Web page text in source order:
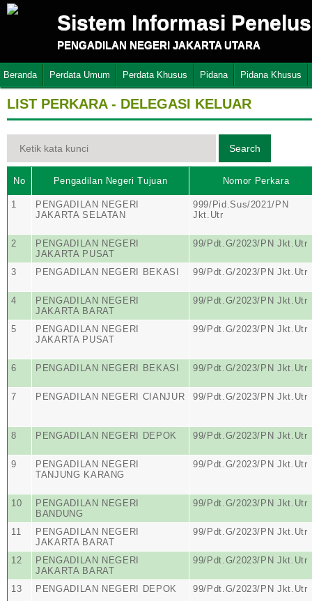
Sistem Informasi
PENGADILAN NEGERI JAKARTA UTARA
Beranda Perdata Umum Perdata Khusus Pidana Pidana Khusus
LIST PERKARA - DELEGASI KELUAR
No Pengadilan Negeri Tujuan Nomor Perkara
1
PENGADILAN NEGERI
JAKARTA SELATAN
999/Pid.Sus/2021/PN
Jkt.Utr
2
PENGADILAN NEGERI
JAKARTA PUSAT
99/Pdt.G/2023/PN Jkt.Utr
3 PENGADILAN NEGERI BEKASI 99/Pdt.G/2023/PN Jkt.Utr
4
PENGADILAN NEGERI
JAKARTA BARAT
99/Pdt.G/2023/PN Jkt.Utr
5
PENGADILAN NEGERI
JAKARTA PUSAT
99/Pdt.G/2023/PN Jkt.Utr
6 PENGADILAN NEGERI BEKASI 99/Pdt.G/2023/PN Jkt.Utr
7 PENGADILAN NEGERI CIANJUR 99/Pdt.G/2023/PN Jkt.Utr
8 PENGADILAN NEGERI DEPOK 99/Pdt.G/2023/PN Jkt.Utr
9
PENGADILAN NEGERI
TANJUNG KARANG
99/Pdt.G/2023/PN Jkt.Utr
10
PENGADILAN NEGERI
BANDUNG
99/Pdt.G/2023/PN Jkt.Utr
11
PENGADILAN NEGERI
JAKARTA BARAT
99/Pdt.G/2023/PN Jkt.Utr
12
PENGADILAN NEGERI
JAKARTA BARAT
99/Pdt.G/2023/PN Jkt.Utr
13 PENGADILAN NEGERI DEPOK 99/Pdt.G/2023/PN Jkt.Utr